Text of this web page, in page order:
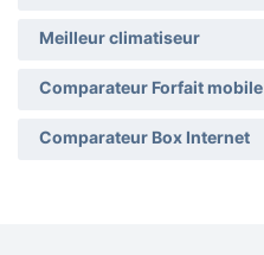
Meilleur climatiseur
Comparateur Forfait mobile
Comparateur Box Internet